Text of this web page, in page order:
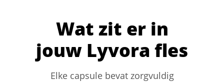
Wat zit er in
jouw Lyvora fles
Elke capsule bevat zorgvuldig